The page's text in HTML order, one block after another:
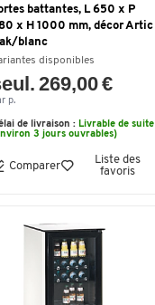
battantes, L 650 x P
x H 1000 mm, décor Artic
blanc
disponibles
269,00 €
p.
de livraison : Livrable de suite
3 jours ouvrables)
Comparer
Liste des
favoris